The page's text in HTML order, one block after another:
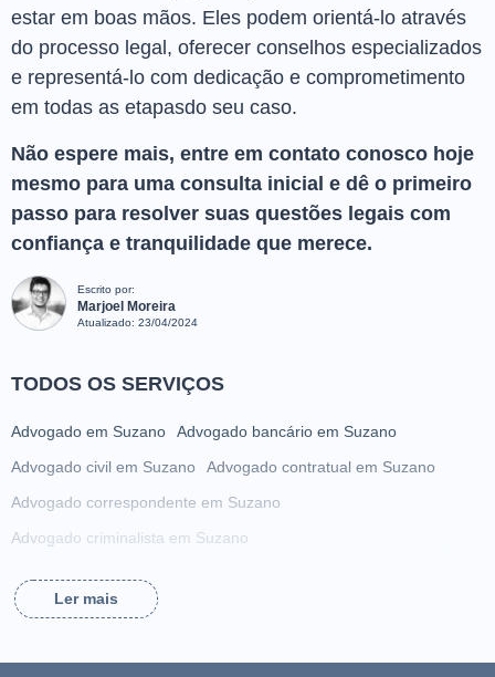
estar em boas mãos. Eles podem orientá-lo através
do processo legal, oferecer conselhos especializados
e representá-lo com dedicação e comprometimento
em todas as etapasdo seu caso.
Não espere mais, entre em contato conosco hoje
mesmo para uma consulta inicial e dê o primeiro
passo para resolver suas questões legais com
confiança e tranquilidade que merece.
Escrito por:
Marjoel Moreira
Atualizado: 23/04/2024
TODOS OS SERVIÇOS
Advogado em Suzano
Advogado bancário em Suzano
Advogado civil em Suzano
Advogado contratual em Suzano
Advogado correspondente em Suzano
Advogado criminalista em Suzano
Advogado de acidente de trabalho em Suzano
Ler mais